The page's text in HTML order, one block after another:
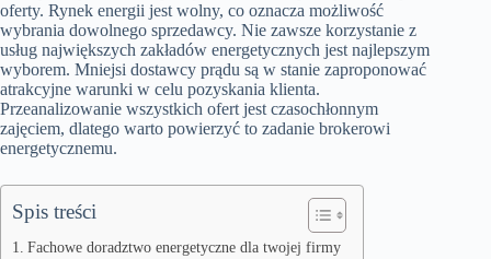
oferty. Rynek energii jest wolny, co oznacza możliwość
wybrania dowolnego sprzedawcy. Nie zawsze korzystanie z
usług największych zakładów energetycznych jest najlepszym
wyborem. Mniejsi dostawcy prądu są w stanie zaproponować
atrakcyjne warunki w celu pozyskania klienta.
Przeanalizowanie wszystkich ofert jest czasochłonnym
zajęciem, dlatego warto powierzyć to zadanie brokerowi
energetycznemu.
Spis treści
Fachowe doradztwo energetyczne dla twojej firmy